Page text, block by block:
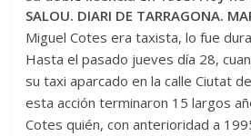
SALOU. DIARI DE TARRAGONA.
Miguel Cotes era taxista, lo fue
Hasta el pasado jueves día 28,
su taxi aparcado en la calle Ciutat
esta acción terminaron 15 largos
Cotes quién, con anterioridad a